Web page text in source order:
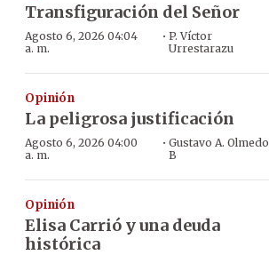
Transfiguración del Señor
Agosto 6, 2026 04:04
a. m.
· P. Víctor
Urrestarazu
Opinión
La peligrosa justificación
Agosto 6, 2026 04:00
a. m.
· Gustavo A. Olmedo
B
Opinión
Elisa Carrió y una deuda
histórica